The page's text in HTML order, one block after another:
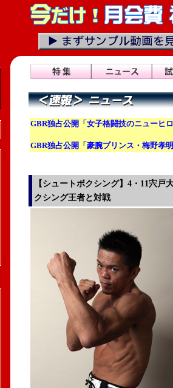
GBR独占公開「女子格闘技のニューヒ
GBR独占公開「豪腕プリンス・梅野孝
【シュートボクシング】4・11宍戸
クシング王者と対戦